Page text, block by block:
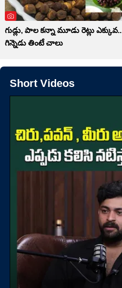
గుడ్లు, పాల కన్నా మూడు రెట్లు ఎక్కువ..
గిన్నెడు తింటే చాలు
Short Videos